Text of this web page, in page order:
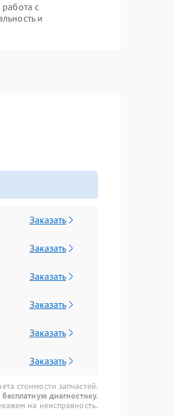
с
и
Заказать
Заказать
Заказать
Заказать
Заказать
Заказать
стоимости запчастей.
диагностику.
на неисправность.